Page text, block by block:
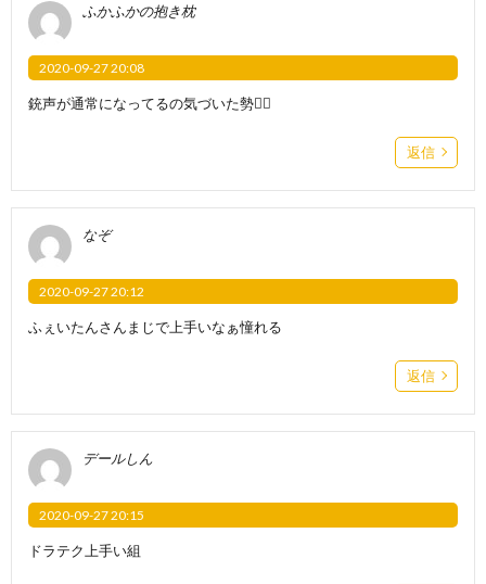
ふかふかの抱き枕
2020-09-27 20:08
銃声が通常になってるの気づいた勢✋🏼
返信
なぞ
2020-09-27 20:12
ふぇいたんさんまじで上手いなぁ憧れる
返信
デールしん
2020-09-27 20:15
ドラテク上手い組